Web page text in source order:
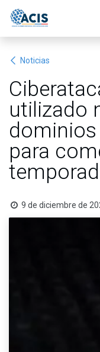
Noticias
utilizado
para
9 de diciembre de